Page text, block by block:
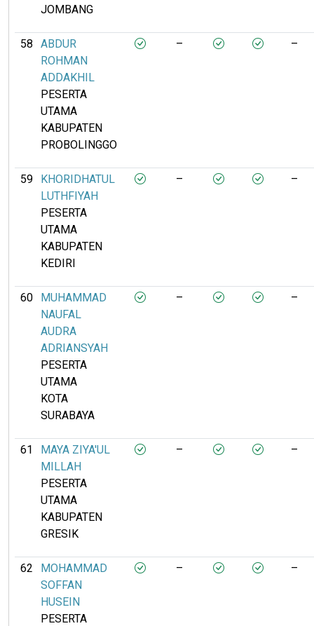
JOMBANG
58
ABDUR
ROHMAN
ADDAKHIL
PESERTA
UTAMA
KABUPATEN
PROBOLINGGO
– –
59
KHORIDHATUL
LUTHFIYAH
PESERTA
UTAMA
KABUPATEN
KEDIRI
– –
60
MUHAMMAD
NAUFAL
AUDRA
ADRIANSYAH
PESERTA
UTAMA
KOTA
SURABAYA
– –
61
MAYA ZIYA'UL
MILLAH
PESERTA
UTAMA
KABUPATEN
GRESIK
– –
62
MOHAMMAD
SOFFAN
HUSEIN
PESERTA
– –